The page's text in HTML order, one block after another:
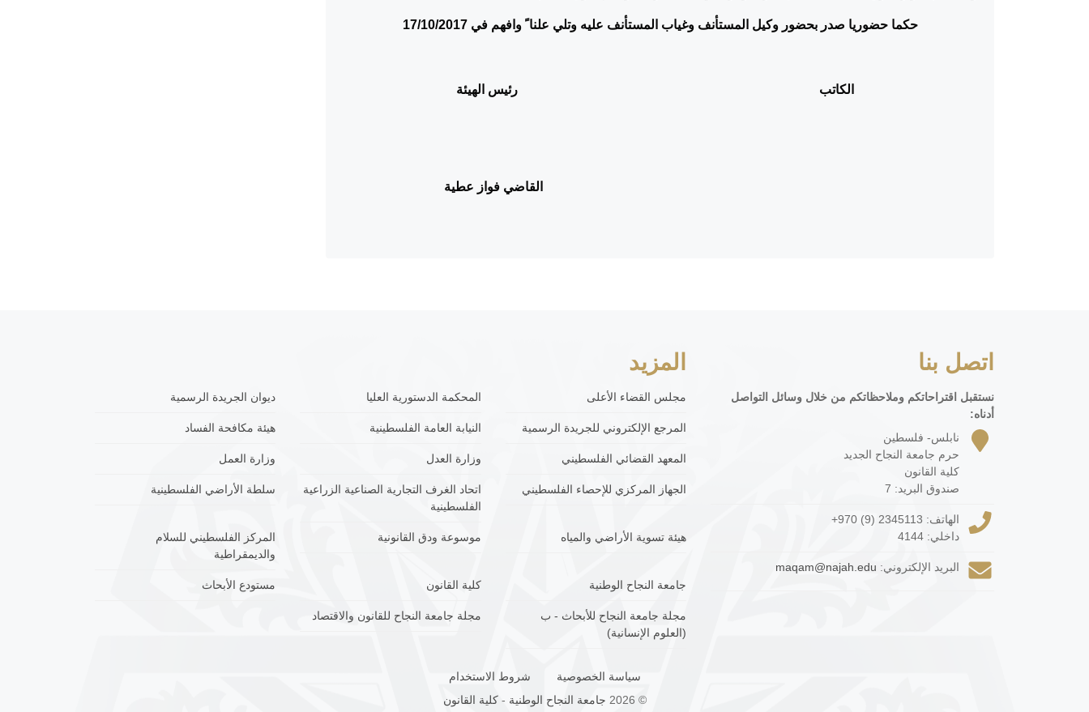
حكما حضوريا صدر بحضور وكيل المستأنف وغياب المستأنف عليه وتلي علنا ً وافهم في 17/10/2017
الكاتب رئيس الهيئة
القاضي فواز عطية
اتصل بنا
نستقبل اقتراحاتكم وملاحظاتكم من خلال وسائل التواصل
أدناه:
نابلس- فلسطين
حرم جامعة النجاح الجديد
كلية القانون
صندوق البريد: 7
الهاتف: +970 (9) 2345113
داخلي: 4144
البريد الإلكتروني: maqam@najah.edu
المزيد
مجلس القضاء الأعلى المحكمة الدستورية العليا ديوان الجريدة الرسمية
المرجع الإلكتروني للجريدة الرسمية النيابة العامة الفلسطينية هيئة مكافحة الفساد
المعهد القضائي الفلسطيني وزارة العدل وزارة العمل
الجهاز المركزي للإحصاء الفلسطيني
اتحاد الغرف التجارية الصناعية الزراعية
الفلسطينية
سلطة الأراضي الفلسطينية
هيئة تسوية الأراضي والمياه موسوعة ودق القانونية
المركز الفلسطيني للسلام
والديمقراطية
جامعة النجاح الوطنية كلية القانون مستودع الأبحاث
مجلة جامعة النجاح للأبحاث - ب
(العلوم الإنسانية)
مجلة جامعة النجاح للقانون والاقتصاد
سياسة الخصوصية
شروط الاستخدام
© 2026
جامعة النجاح الوطنية -كلية القانون